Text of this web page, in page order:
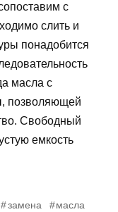
с
слить и
понадобится
масла с
позволяющей
Свободный
емкость
замена масла